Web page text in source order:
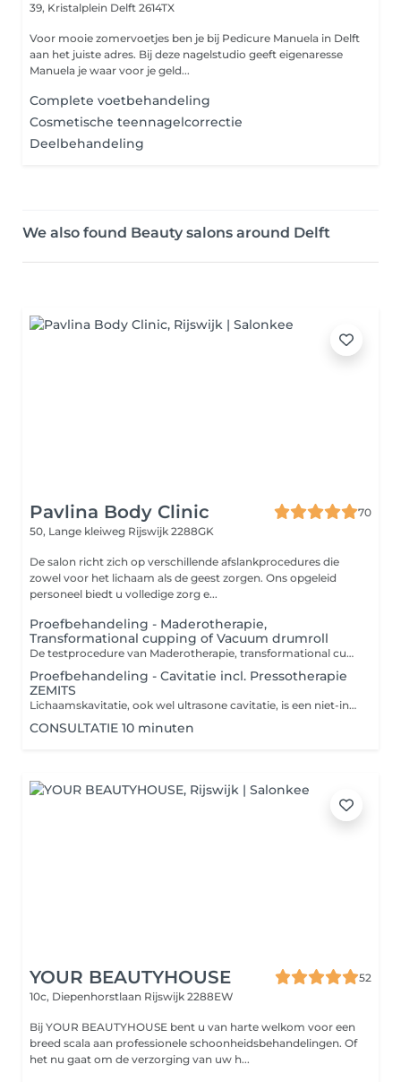
39, Kristalplein Delft 2614TX
Voor mooie zomervoetjes ben je bij Pedicure Manuela in Delft
aan het juiste adres. Bij deze nagelstudio geeft eigenaresse
Manuela je waar voor je geld...
Complete voetbehandeling
Cosmetische teennagelcorrectie
Deelbehandeling
We also found Beauty salons around Delft
Pavlina Body Clinic
70
50, Lange kleiweg Rijswijk 2288GK
De salon richt zich op verschillende afslankprocedures die
zowel voor het lichaam als de geest zorgen. Ons opgeleid
personeel biedt u volledige zorg e...
Proefbehandeling - Maderotherapie,
Transformational cupping of Vacuum drumroll
De testprocedure van Maderotherapie, transformational cupping of vacuum drumroll omvat een consult van 10 minuten en een massage van 40 minuten. Tijdens het consult maakt de therapeut kennis met uw behoeften en doelen. Daarna volgt een massage van 40 minuten, Contra-indicaties MADEROTHERAPIE,CUPPING,VACUUM DRUMROLL: Hartziekten Acute ontstekingen en infecties Huidziekten Spataderen en vaatziekten Hoge bloeddruk Zwangerschap Borstvoeding Tumoren en kanker Aandoeningen van het lymfestelsel Acute rug- of spierpijn Chronische of auto-immuunziekten
Proefbehandeling - Cavitatie incl. Pressotherapie
ZEMITS
Lichaamskavitatie, ook wel ultrasone cavitatie, is een niet-invasieve procedure voor vetreductie en lichaamsvormgeving. Elke cavitatie van het lichaam omvat pressotherapie . De hoofdreden waarom na de cavitatietechniek pressotherapie wordt aanbevolen, is om de resultaten te verbeteren en het regeneratieproces te ondersteunen. Cavitatie is een procedure die gebruikmaakt van ultrasone golven om vetcellen te vernietigen, wat bijdraagt aan de vetreduktie. Pressotherapie daarentegen is een methode die het lymfestelsel stimuleert door middel van drukmassages. De combinatie van deze twee procedures kan de volgende voordelen opleveren: 1. **Verwijdering van giftige stoffen**: Na cavitatie is het belangrijk om de verwijdering van vrijgekomen vetfragmenten en giftige stoffen uit het lichaam te ondersteunen, wat pressotherapie effectief mogelijk maakt. 2. **Verbeterde doorbloeding**: Pressotherapie verhoogt de doorbloeding in de behandelde gebieden, wat het genezingsproces kan versnellen en het uiterlijk van de huid kan verbeteren. 3. **Verhoging van effectiviteit**: De combinatie van deze twee methoden kan leiden tot betere en duurzamere resultaten in vet- en cellulitisreductie. 4. **Gevoel van ontspanning**: Pressotherapie helpt ook bij het verlichten van spierspanning en verbetert het algehele gevoel van welzijn na cavitatie. Samengevat kan worden gesteld dat pressotherapie een effectieve aanvulling is op cavitatie, die de positieve effecten versterkt en een gezondere toestand van het lichaam ondersteunt. Contra-indicaties voor cavitatie: 1. Zwangerschap en borstvoeding 2. Lever- en nierziekten 3. Hart- en vaatziekten 4. Tumoren 5. Metalen implantaten 6. Ontstekingsziekten van de huid 7. Diabetes (overleg noodzakelijk) 8. Bloedstollingsstoornissen 9. Recent chirurgische ingrepen 10. Hartpacemakers Het wordt aangeraden om vóór de behandeling een specialist te raadplegen.
CONSULTATIE 10 minuten
YOUR BEAUTYHOUSE
52
10c, Diepenhorstlaan Rijswijk 2288EW
Bij YOUR BEAUTYHOUSE bent u van harte welkom voor een
breed scala aan professionele schoonheidsbehandelingen. Of
het nu gaat om de verzorging van uw h...